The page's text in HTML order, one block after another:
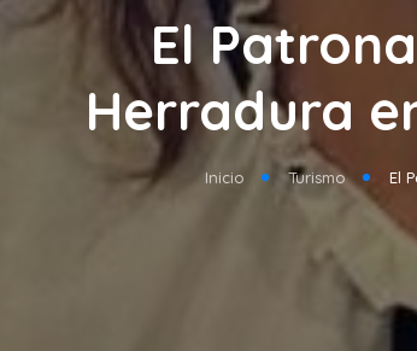
El
Herradura
Inicio Turismo El